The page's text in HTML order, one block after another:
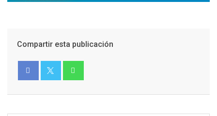
Compartir esta publicación